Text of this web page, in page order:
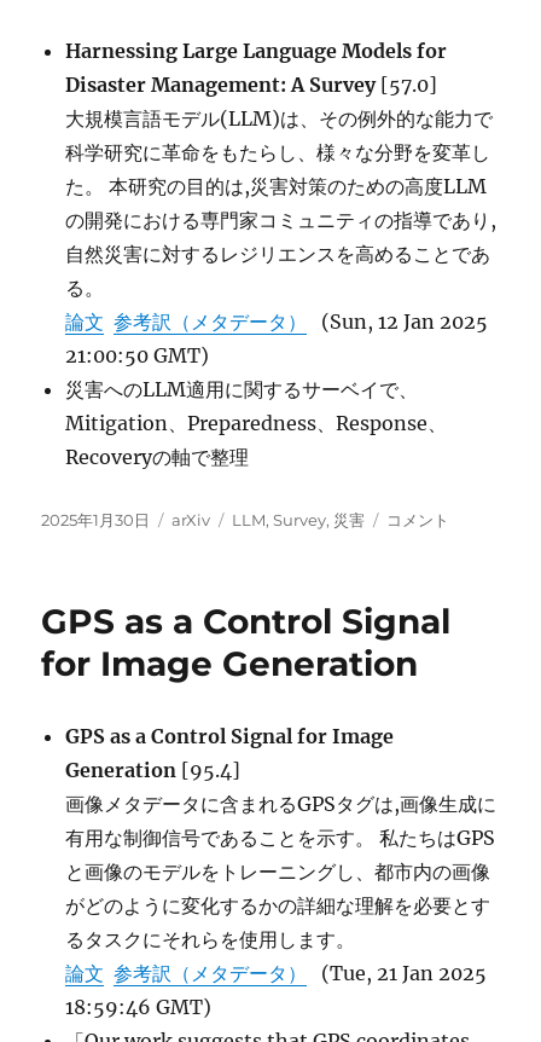
Causal
Cycles に
Harnessing Large Language Models for
Disaster Management: A Survey [57.0]
大規模言語モデル(LLM)は、その例外的な能力で
科学研究に革命をもたらし、様々な分野を変革し
た。 本研究の目的は,災害対策のための高度LLM
の開発における専門家コミュニティの指導であり,
自然災害に対するレジリエンスを高めることであ
る。
論文 参考訳（メタデータ）
(Sun, 12 Jan 2025
21:00:50 GMT)
災害へのLLM適用に関するサーベイで、
Mitigation、Preparedness、Response、
Recoveryの軸で整理
投
2025年1月30日
カ
ー
arXiv
タ
LLM,Survey, 災害
Harnessing
for
Disaster
Management:
に
コメント
GPS as a Control Signal
for Image Generation
GPS as a Control Signal for Image
Generation [95.4]
画像メタデータに含まれるGPSタグは,画像生成に
有用な制御信号であることを示す。 私たちはGPS
と画像のモデルをトレーニングし、都市内の画像
がどのように変化するかの詳細な理解を必要とす
るタスクにそれらを使用します。
論文 参考訳（メタデータ）
(Tue, 21 Jan 2025
18:59:46 GMT)